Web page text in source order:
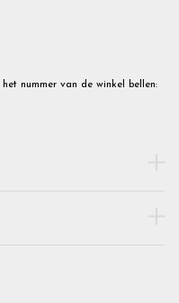
nummer van de winkel bellen: